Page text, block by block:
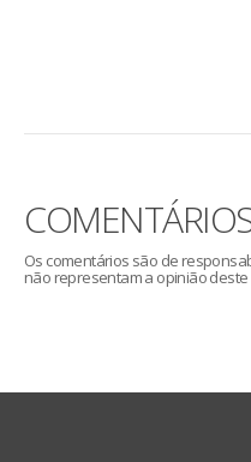
Os comentários são de
não representam a opinião deste